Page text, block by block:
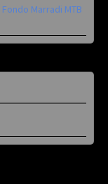
Marradi MTB